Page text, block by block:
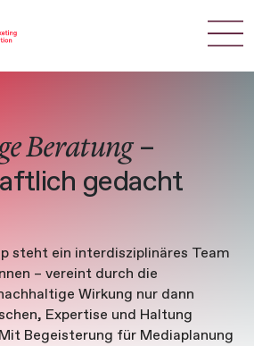
Beratung–
gedacht
steht ein interdisziplinäres Team
– vereint durch die
Wirkung nur dann
Expertise und Haltung
Begeisterung für Mediaplanung